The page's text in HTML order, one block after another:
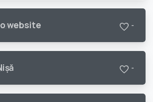
website -
-